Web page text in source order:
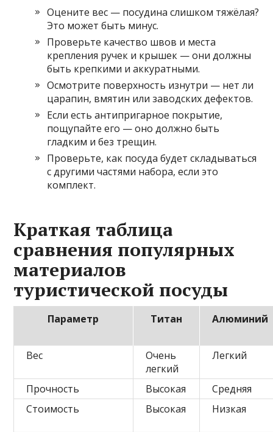
Оцените вес — посудина слишком тяжёлая?
Это может быть минус.
Проверьте качество швов и места
крепления ручек и крышек — они должны
быть крепкими и аккуратными.
Осмотрите поверхность изнутри — нет ли
царапин, вмятин или заводских дефектов.
Если есть антипригарное покрытие,
пощупайте его — оно должно быть
гладким и без трещин.
Проверьте, как посуда будет складываться
с другими частями набора, если это
комплект.
Краткая таблица
сравнения популярных
материалов
туристической посуды
Параметр Титан Алюминий
Вес
Очень
легкий
Легкий
Прочность Высокая
Средняя
Стоимость
Высокая Низкая